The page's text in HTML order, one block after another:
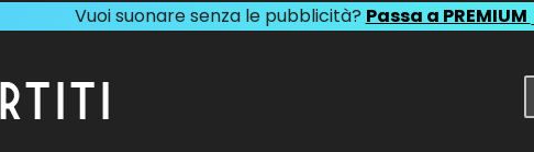
Vuoi suonare senza le pubblicità? Passa a PREMIUM